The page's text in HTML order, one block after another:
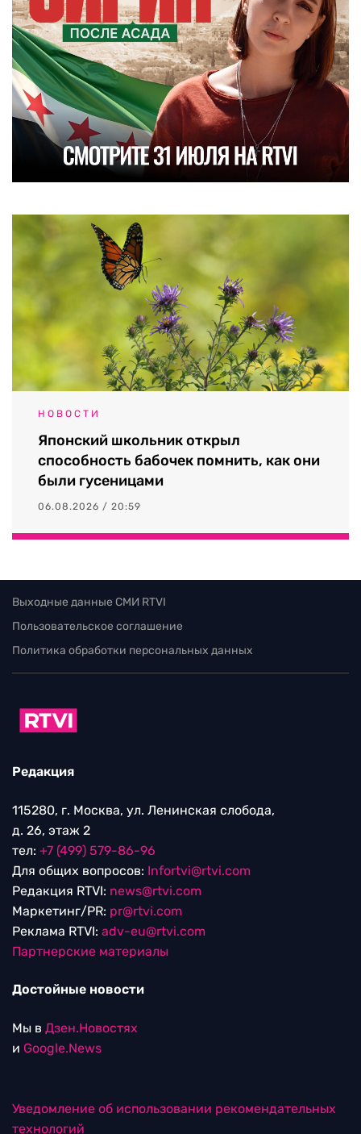
НОВОСТИ
Японский школьник открыл
способность бабочек помнить, как они
были гусеницами
06.08.2026 / 20:59
Выходные данные СМИ RTVI
Пользовательское соглашение
Политика обработки персональных данных
Редакция
115280, г. Москва, ул. Ленинская слобода,
д. 26, этаж 2
тел: +7 (499) 579-86-96
Для общих вопросов: Infortvi@rtvi.com
Редакция RTVI: news@rtvi.com
Маркетинг/PR: pr@rtvi.com
Реклама RTVI: adv-eu@rtvi.com
Партнерские материалы
Достойные новости
Мы в Дзен.Новостях
и Google.News
Уведомление об использовании рекомендательных
технологий